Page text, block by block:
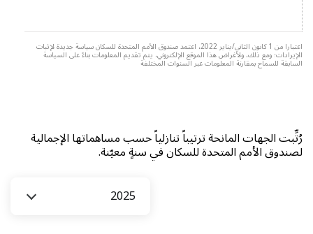
اعتبارا من 1 كانون الثاني/يناير 2022، اعتمد صندوق الأمم المتحدة للسكان سياسة جديدة لإثبات
الإيرادات؛ ومع ذلك، ولأغراض هذا الموقع الإلكتروني، يتم تقديم المعلومات بناءً على السياسة
السابقة للسماح بمقارنة المعلومات عبر السنوات المختلفة
رُتِّبت الجهات المانحة ترتيباً تنازلياً حسب مساهماتها الإجمالية
لصندوق الأمم المتحدة للسكان في سنةٍ معيّنة.
2025